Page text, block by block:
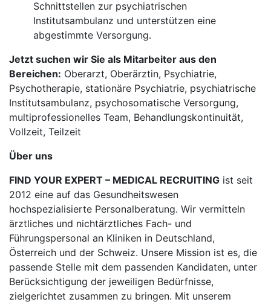
Schnittstellen zur psychiatrischen
Institutsambulanz und unterstützen eine
abgestimmte Versorgung.
Jetzt suchen wir Sie als Mitarbeiter aus den
Bereichen: Oberarzt, Oberärztin, Psychiatrie,
Psychotherapie, stationäre Psychiatrie, psychiatrische
Institutsambulanz, psychosomatische Versorgung,
multiprofessionelles Team, Behandlungskontinuität,
Vollzeit, Teilzeit
Über uns
FIND YOUR EXPERT – MEDICAL RECRUITING ist seit
2012 eine auf das Gesundheitswesen
hochspezialisierte Personalberatung. Wir vermitteln
ärztliches und nichtärztliches Fach- und
Führungspersonal an Kliniken in Deutschland,
Österreich und der Schweiz. Unsere Mission ist es, die
passende Stelle mit dem passenden Kandidaten, unter
Berücksichtigung der jeweiligen Bedürfnisse,
zielgerichtet zusammen zu bringen. Mit unserem